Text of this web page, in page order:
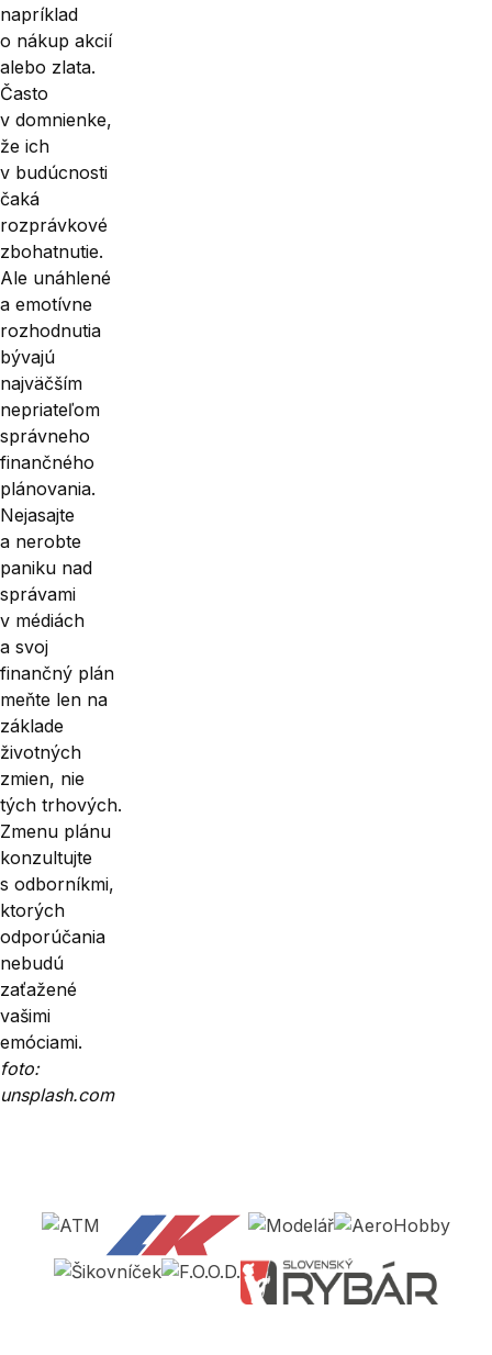
napríklad
o nákup akcií
alebo zlata.
Často
v domnienke,
že ich
v budúcnosti
čaká
rozprávkové
zbohatnutie.
Ale unáhlené
a emotívne
rozhodnutia
bývajú
najväčším
nepriateľom
správneho
finančného
plánovania.
Nejasajte
a nerobte
paniku nad
správami
v médiách
a svoj
finančný plán
meňte len na
základe
životných
zmien, nie
tých trhových.
Zmenu plánu
konzultujte
s odborníkmi,
ktorých
odporúčania
nebudú
zaťažené
vašimi
emóciami.
foto:
unsplash.com